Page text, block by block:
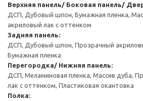
Верхняя панель/ Боковая панель/
ДСП, Дубовый шпон, Бумажная пленка,
акриловый лак с оттенком
Задняя панель:
ДСП, Дубовый шпон, Прозрачный
Бумажная пленка
Перегородка/ Нижняя панель:
ДСП, Меламиновая пленка, Массив дуба,
лак с оттенком, Пластиковая окантовка
Полка: